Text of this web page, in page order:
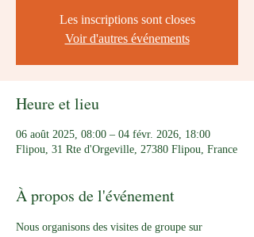
Les inscriptions sont closes
Voir d'autres événements
Heure et lieu
06 août 2025, 08:00 – 04 févr. 2026, 18:00
Flipou, 31 Rte d'Orgeville, 27380 Flipou, France
À propos de l'événement
Nous organisons des visites de groupe sur